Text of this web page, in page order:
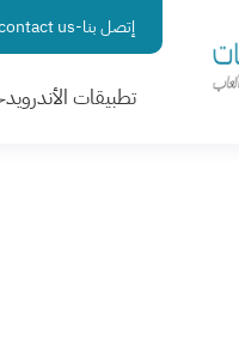
إتصل بنا-contact us
تطبيقات الأندرويد